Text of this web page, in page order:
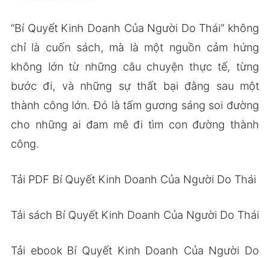
“Bí Quyết Kinh Doanh Của Người Do Thái” không
chỉ là cuốn sách, mà là một nguồn cảm hứng
không lớn từ những câu chuyện thực tế, từng
bước đi, và những sự thất bại đằng sau một
thành công lớn. Đó là tấm gương sáng soi đường
cho những ai đam mê đi tìm con đường thành
công.
Tải PDF Bí Quyết Kinh Doanh Của Người Do Thái
Tải sách Bí Quyết Kinh Doanh Của Người Do Thái
Tải ebook Bí Quyết Kinh Doanh Của Người Do